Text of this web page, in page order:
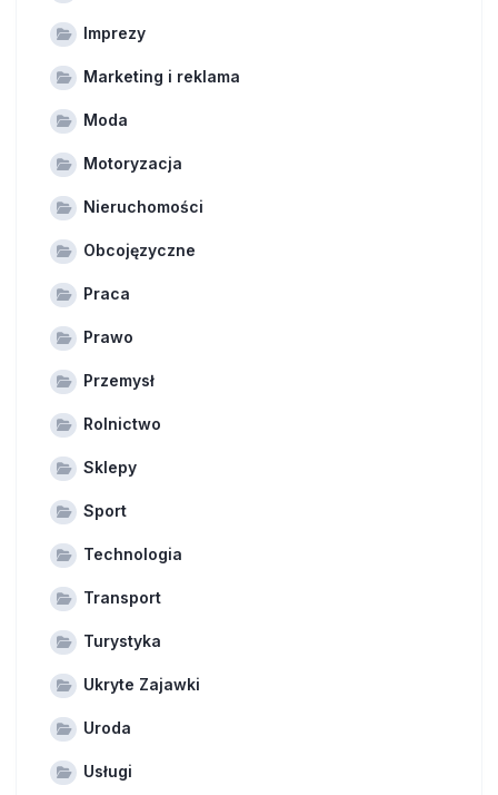
Imprezy
Marketing i reklama
Moda
Motoryzacja
Nieruchomości
Obcojęzyczne
Praca
Prawo
Przemysł
Rolnictwo
Sklepy
Sport
Technologia
Transport
Turystyka
Ukryte Zajawki
Uroda
Usługi